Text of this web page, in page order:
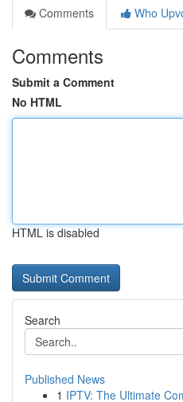
Comments
Who
Comments
Submit a Comment
No HTML
HTML is disabled
Search
Published News
1 IPTV: The Ultimate